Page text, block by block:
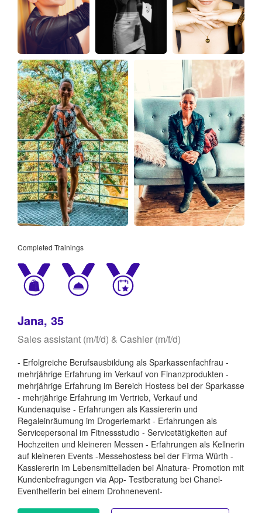
Completed Trainings
Jana, 35
Sales assistant (m/f/d) & Cashier (m/f/d)
- Erfolgreiche Berufsausbildung als Sparkassenfachfrau -
mehrjährige Erfahrung im Verkauf von Finanzprodukten -
mehrjährige Erfahrung im Bereich Hostess bei der Sparkasse
- mehrjährige Erfahrung im Vertrieb, Verkauf und
Kundenaquise - Erfahrungen als Kassiererin und
Regaleinräumung im Drogeriemarkt - Erfahrungen als
Servicepersonal im Fitnessstudio - Servicetätigkeiten auf
Hochzeiten und kleineren Messen - Erfahrungen als Kellnerin
auf kleineren Events -Messehostess bei der Firma Würth -
Kassiererin im Lebensmittelladen bei Alnatura- Promotion mit
Kundenbefragungen via App- Testberatung bei Chanel-
Eventhelferin bei einem Drohnenevent-